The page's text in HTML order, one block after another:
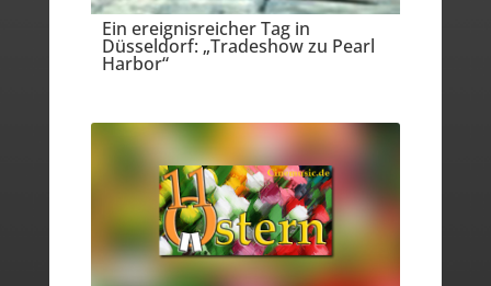
Ein ereignisreicher Tag in
Düsseldorf: „Tradeshow zu Pearl
Harbor“